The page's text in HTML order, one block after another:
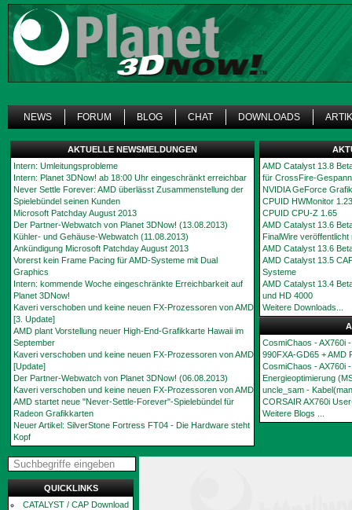
NEWS FORUM BLOG CHAT DOWNLOADS
AKTUELLE NEWSMELDUNGEN
Intern: Umleitungsprobleme
Intern: Planet 3DNow! ab 18:00 Uhr eingeschränkt erreichbar
Never Settle Forever: AMD überlässt Zusammenstellung der
Spielebündel seinen Kunden
Microsoft Patchday August 2013
Der Partner-Webwatch von Planet 3DNow! (13.08.2013)
Kühler- und Gehäuse-Webwatch (11.08.2013)
Ankündigung Microsoft Patchday August 2013
Vorerst kein Frame Pacing für AMD-Systeme mit Dual
Graphics
Intern: kommende Woche eingeschränkte Erreichbarkeit auf
Planet 3DNow!
Kaveri verschoben und keine neuen FX-Prozessoren von AMD
[3. Update]
AMD plant Vorstellung neuer High-End-Grafikkarte Hawaii im
September
Kaveri verschoben und keine neuen FX-Prozessoren von AMD
[Update]
Der Partner-Webwatch von Planet 3DNow! (06.08.2013)
Kaveri verschoben und keine neuen FX-Prozessoren von AMD
AMD startet neue "Never-Settle-Forever"-Spielebündel für
Radeon Grafikkarten
Neuer Artikel: SilverStone Fortress FT04 - Die Hardware steht
Kopf
AMD Catalyst 13.8
für CrossFire-
NVIDIA GeForce
CPUID HWMonitor 1.23
CPUID CPU-Z 1.65
AMD Catalyst 13.6
FinalWire veröffentlicht
AMD Catalyst 13.6
AMD Catalyst 13.5
Systeme
AMD Catalyst 13.4
und HD 4000
Weitere Downloads...
CosmiChaos - AX760i
990FXA-GD65 + AMD
CosmiChaos - AX760i
Energieoptimierung
uncle_sam -
CORSAIR AX760i
Weitere Blogs ...
QUICKLINKS
CATALYST / CAP Download